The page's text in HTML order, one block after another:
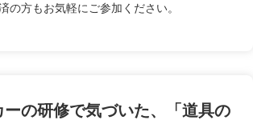
の方もお気軽にご参加ください。
ーの研修で気づいた、「道具の